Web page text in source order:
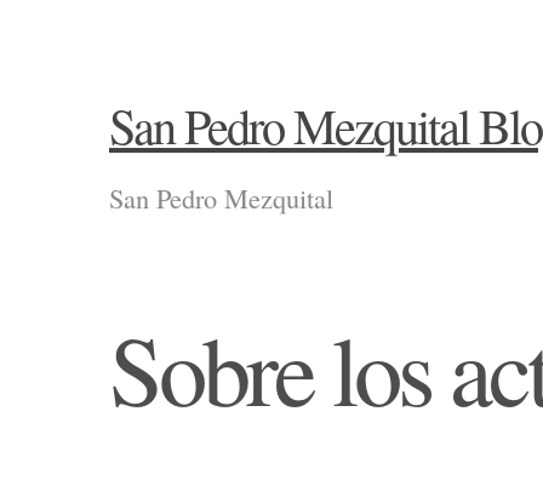
San Pedro Mezquital
San Pedro Mezquital
Sobre los